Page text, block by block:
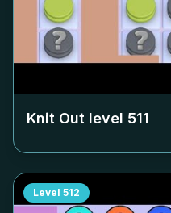
Knit Out level 511
Level 512